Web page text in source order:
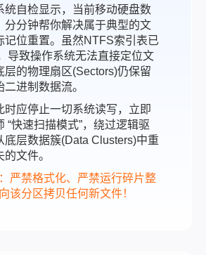
统自检显示，当前移动硬盘数
分分钟帮你解决属于典型的文
记位重置。虽然NTFS索引表已
导致操作系统无法直接定位文
层的物理扇区(Sectors)仍保留
进制数据流。
时应停止一切系统读写，立即
“快速扫描模式”，绕过逻辑驱
底层数据簇(Data Clusters)中重
文件。
严禁格式化、严禁运行碎片整
该分区拷贝任何新文件！